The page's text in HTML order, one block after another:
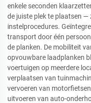
enkele seconden
de juiste plek te plaatsen
instelprocedures.
transport door één
de planken. De mobiliteit
opvouwbare laadplanken
voertuigen op meerdere
verplaatsen van
vervoeren van
uitvoeren van auto-